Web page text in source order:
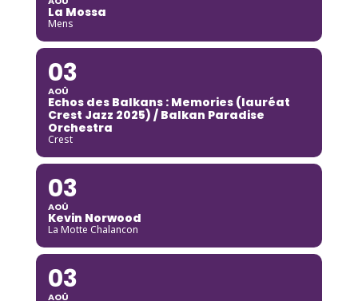
La Mossa
Mens
03
AOÛ
Echos des Balkans : Memories (lauréat
Crest Jazz 2025) / Balkan Paradise
Orchestra
Crest
03
AOÛ
Kevin Norwood
La Motte Chalancon
03
AOÛ